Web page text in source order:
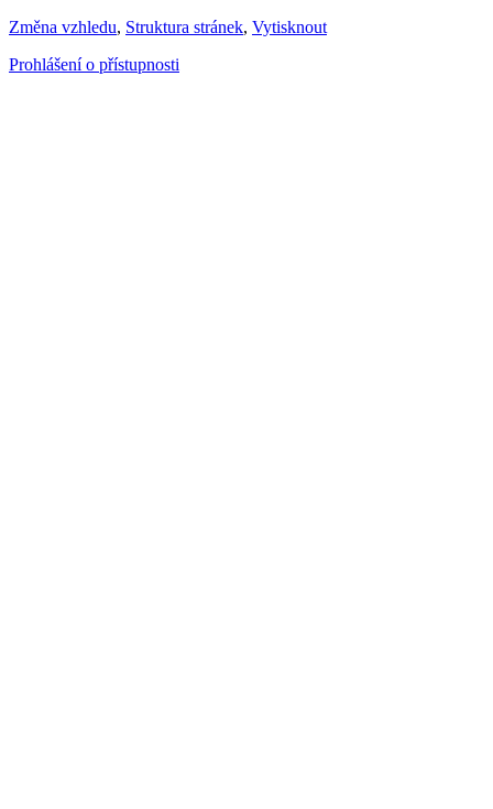
Změna vzhledu, Struktura stránek, Vytisknout
Prohlášení o přístupnosti